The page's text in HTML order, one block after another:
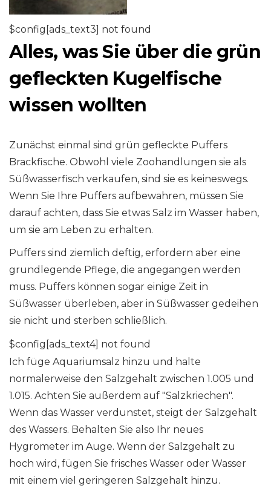
$config[ads_text3] not found
Alles, was Sie über die grün
gefleckten Kugelfische
wissen wollten
Zunächst einmal sind grün gefleckte Puffers
Brackfische. Obwohl viele Zoohandlungen sie als
Süßwasserfisch verkaufen, sind sie es keineswegs.
Wenn Sie Ihre Puffers aufbewahren, müssen Sie
darauf achten, dass Sie etwas Salz im Wasser haben,
um sie am Leben zu erhalten.
Puffers sind ziemlich deftig, erfordern aber eine
grundlegende Pflege, die angegangen werden
muss. Puffers können sogar einige Zeit in
Süßwasser überleben, aber in Süßwasser gedeihen
sie nicht und sterben schließlich.
$config[ads_text4] not found
Ich füge Aquariumsalz hinzu und halte
normalerweise den Salzgehalt zwischen 1.005 und
1.015. Achten Sie außerdem auf "Salzkriechen".
Wenn das Wasser verdunstet, steigt der Salzgehalt
des Wassers. Behalten Sie also Ihr neues
Hygrometer im Auge. Wenn der Salzgehalt zu
hoch wird, fügen Sie frisches Wasser oder Wasser
mit einem viel geringeren Salzgehalt hinzu.